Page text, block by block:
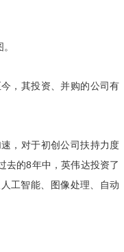
，其投资、并购的公司有
，对于初创公司扶持力度
去的8年中，英伟达投资了
工智能、图像处理、自动